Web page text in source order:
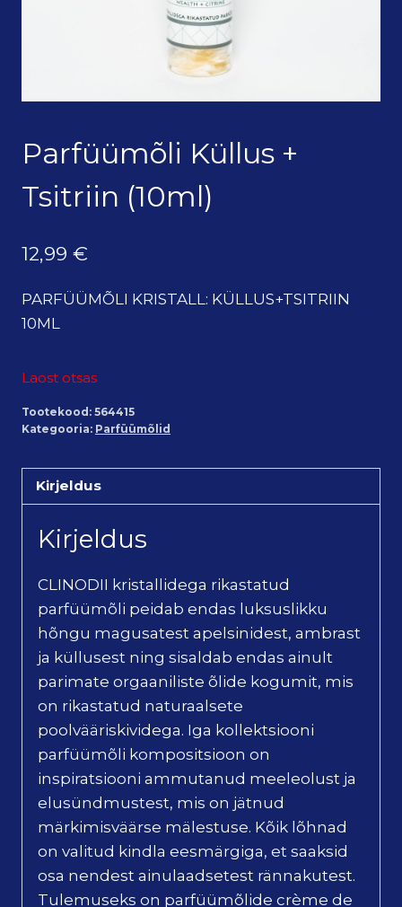
Parfüümõli Küllus +
Tsitriin (10ml)
12,99 €
PARFÜÜMÕLI KRISTALL: KÜLLUS+TSITRIIN
10ML
Laost otsas
Tootekood: 564415
Kategooria: Parfüümõlid
Kirjeldus
Kirjeldus
CLINODII kristallidega rikastatud
parfüümõli peidab endas luksuslikku
hõngu magusatest apelsinidest, ambrast
ja küllusest ning sisaldab endas ainult
parimate orgaaniliste õlide kogumit, mis
on rikastatud naturaalsete
poolvääriskividega. Iga kollektsiooni
parfüümõli kompositsioon on
inspiratsiooni ammutanud meeleolust ja
elusündmustest, mis on jätnud
märkimisväärse mälestuse. Kõik lõhnad
on valitud kindla eesmärgiga, et saaksid
osa nendest ainulaadsetest rännakutest.
Tulemuseks on parfüümõlide crème de